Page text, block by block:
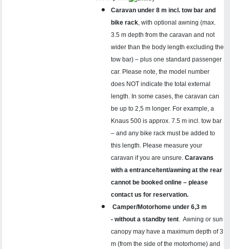
Caravan under 8 m incl. tow bar and
bike rack, with optional awning (max.
3.5 m depth from the caravan and not
wider than the body length excluding the
tow bar) – plus one standard passenger
car. Please note, the model number
does NOT indicate the total external
length. In some cases, the caravan can
be up to 2,5 m longer. For example, a
Knaus 500 is approx. 7.5 m incl. tow bar
– and any bike rack must be added to
this length. Please measure your
caravan if you are unsure. Caravans
with a entrance/tent/awning at the rear
cannot be booked online – please
contact us for reservation.
Camper/Motorhome under 6,3 m
- without a standby tent. Awning or sun
canopy may have a maximum depth of 3
m (from the side of the motorhome) and